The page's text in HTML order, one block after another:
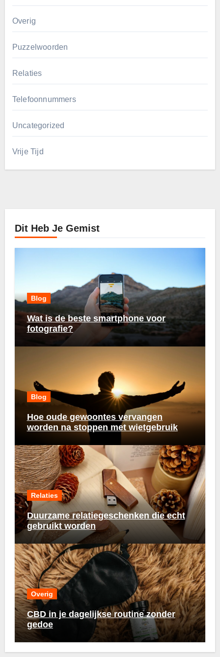
Overig
Puzzelwoorden
Relaties
Telefoonnummers
Uncategorized
Vrije Tijd
Dit Heb Je Gemist
Blog
Wat is de beste smartphone voor
fotografie?
Blog
Hoe oude gewoontes vervangen
worden na stoppen met wietgebruik
Relaties
Duurzame relatiegeschenken die echt
gebruikt worden
Overig
CBD in je dagelijkse routine zonder
gedoe